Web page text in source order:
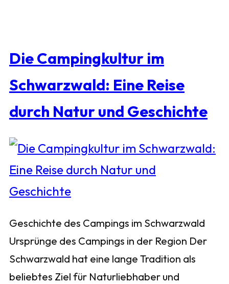
Die Campingkultur im
Schwarzwald: Eine Reise
durch Natur und Geschichte
Geschichte des Campings im Schwarzwald
Ursprünge des Campings in der Region Der
Schwarzwald hat eine lange Tradition als
beliebtes Ziel für Naturliebhaber und